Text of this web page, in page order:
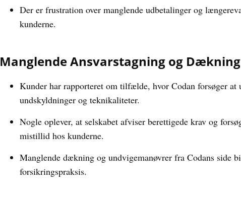
Der er frustration over manglende udbetalinger og
kunderne.
Manglende Ansvarstagning og Dækning
Kunder har rapporteret om tilfælde, hvor Codan forsøger at
undskyldninger og teknikaliteter.
Nogle oplever, at selskabet afviser berettigede krav og
mistillid hos kunderne.
Manglende dækning og undvigemanøvrer fra Codans side
forsikringspraksis.